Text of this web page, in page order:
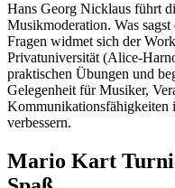
Hans Georg Nicklaus führt
Musikmoderation. Was
Fragen widmet sich der
Privatuniversität (Alice-
praktischen Übungen und
Gelegenheit für Musiker,
Kommunikationsfähigkeiten
verbessern.
Mario Kart